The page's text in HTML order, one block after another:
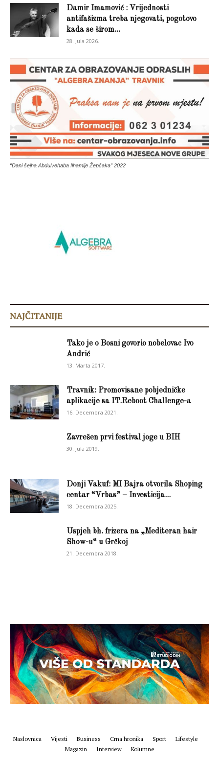
Damir Imamović : Vrijednosti
antifašizma treba njegovati, pogotovo
kada se širom...
28. Jula 2026.
“Dani šejha Abdulvehaba Ilhamije Žepčaka” 2022
NAJČITANIJE
Tako je o Bosni govorio nobelovac Ivo
Andrić
13. Marta 2017.
Travnik: Promovisane pobjedničke
aplikacije sa IT.Reboot Challenge-a
16. Decembra 2021.
Zavrešen prvi festival joge u BIH
30. Jula 2019.
Donji Vakuf: MI Bajra otvorila Shoping
centar “Vrbas” – Investicija...
18. Decembra 2025.
Uspjeh bh. frizera na „Mediteran hair
Show-u“ u Grčkoj
21. Decembra 2018.
Naslovnica Vijesti Business Crna hronika Sport
Lifestyle
Magazin
Interview Kolumne